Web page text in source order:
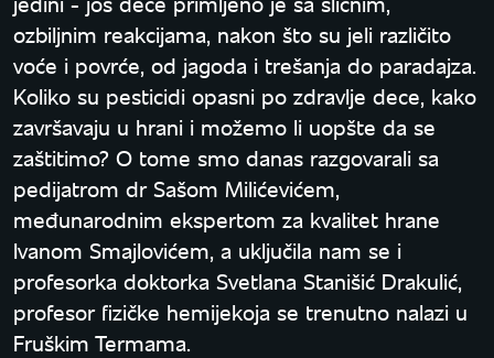
ozbiljnim reakcijama, nakon što su jeli različito
voće i povrće, od jagoda i trešanja do paradajza.
Koliko su pesticidi opasni po zdravlje dece, kako
završavaju u hrani i možemo li uopšte da se
zaštitimo? O tome smo danas razgovarali sa
pedijatrom dr Sašom Milićevićem,
međunarodnim ekspertom za kvalitet hrane
Ivanom Smajlovićem, a uključila nam se i
profesorka doktorka Svetlana Stanišić Drakulić,
profesor fizičke hemijekoja se trenutno nalazi u
Fruškim Termama.